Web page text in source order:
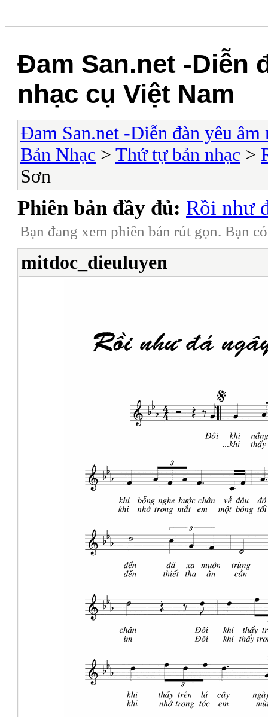
Đam San.net -Diễn
nhạc cụ Việt Nam
Đam San.net -Diễn đàn yêu âm
Bản Nhạc > Thứ tự bản nhạc >
Sơn
Phiên bản đầy đủ: Rồi như
Bạn đang xem phiên bản rút gọn. Bạn
mitdoc_dieuluyen